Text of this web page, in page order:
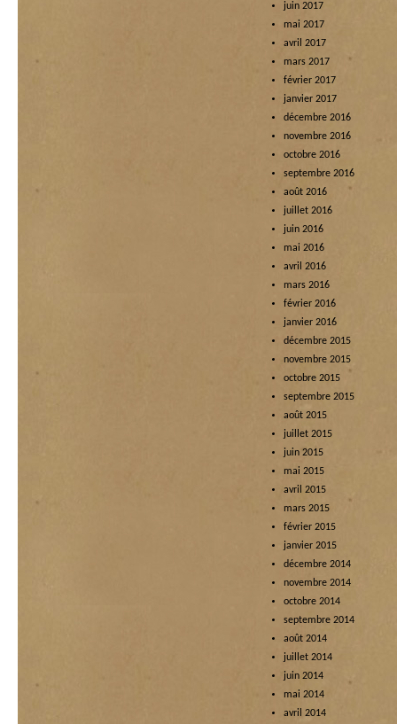
juin 2017
mai 2017
avril 2017
mars 2017
février 2017
janvier 2017
décembre 2016
novembre 2016
octobre 2016
septembre 2016
août 2016
juillet 2016
juin 2016
mai 2016
avril 2016
mars 2016
février 2016
janvier 2016
décembre 2015
novembre 2015
octobre 2015
septembre 2015
août 2015
juillet 2015
juin 2015
mai 2015
avril 2015
mars 2015
février 2015
janvier 2015
décembre 2014
novembre 2014
octobre 2014
septembre 2014
août 2014
juillet 2014
juin 2014
mai 2014
avril 2014